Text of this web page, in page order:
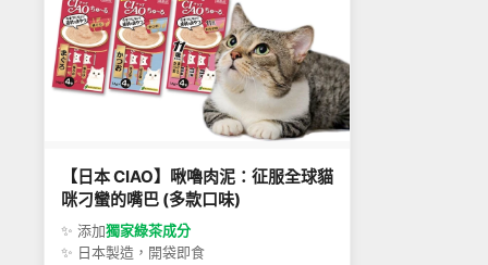
【日本 CIAO】啾嚕肉泥：征服全球貓
咪刁蠻的嘴巴 (多款口味)
✨ 添加獨家綠茶成分
✨ 日本製造，開袋即食